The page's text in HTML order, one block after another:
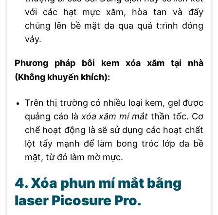
với các hạt mực xăm, hòa tan và đẩy
chúng lên bề mặt da qua quá t:rình đóng
vảy.
Phương pháp bôi kem xóa xăm tại nhà
(Không khuyến khích):
Trên thị trường có nhiều loại kem, gel được
quảng cáo là xóa xăm mí mắt thần tốc. Cơ
chế hoạt động là sẽ sử dụng các hoạt chất
lột tẩy mạnh để làm bong tróc lớp da bề
mặt, từ đó làm mờ mực.
4. Xóa phun mí mắt bằng
laser Picosure Pro.